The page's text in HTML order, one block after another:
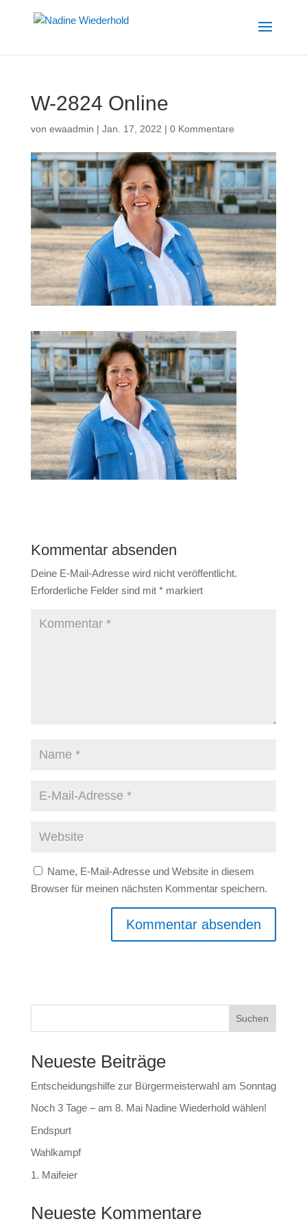
W-2824 Online
von ewaadmin | Jan. 17, 2022 | 0 Kommentare
Kommentar absenden
Deine E-Mail-Adresse wird nicht veröffentlicht.
Erforderliche Felder sind mit *markiert
Name, E-Mail-Adresse und Website in diesem
Browser für meinen nächsten Kommentar speichern.
Suchen
Neueste Beiträge
Entscheidungshilfe zur Bürgermeisterwahl am Sonntag
Noch 3 Tage – am 8. Mai Nadine Wiederhold wählen!
Endspurt
Wahlkampf
1. Maifeier
Neueste Kommentare